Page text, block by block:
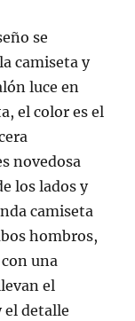
se
camiseta y
luce en
el color es el
novedosa
los lados y
camiseta
hombros,
una
el
el detalle